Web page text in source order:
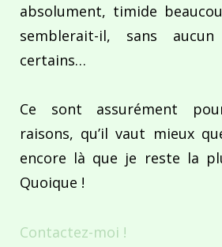
absolument, timide
semblerait-il, sans
certains…
Ce sont assurément
raisons, qu’il vaut mieux
encore là que je reste la
Quoique !
Contactez-moi !